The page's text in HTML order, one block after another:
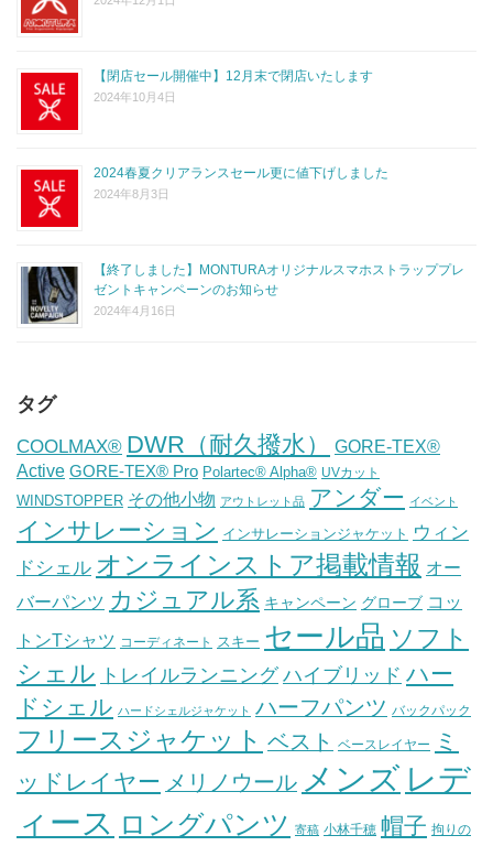
【閉店セール開催中】12月末で閉店いたします
2024年10月4日
2024春夏クリアランスセール更に値下げしました
2024年8月3日
【終了しました】MONTURAオリジナルスマホストラッププレ
ゼントキャンペーンのお知らせ
2024年4月16日
タグ
COOLMAX® DWR（耐久撥水）
GORE-TEX®
Active GORE-TEX® Pro Polartec® Alpha® UVカット
WINDSTOPPER その他小物 アウトレット品 アンダー イベント
インサレーション インサレーションジャケット ウィン
ドシェル オンラインストア掲載情報 オー
バーパンツ カジュアル系 キャンペーン グローブ コッ
トンTシャツ コーディネート スキー セール品 ソフト
シェル トレイルランニング ハイブリッド ハー
ドシェル ハードシェルジャケット ハーフパンツ バックパック
フリースジャケット ベスト ベースレイヤー
ミ
ッドレイヤー メリノウール メンズ レデ
ィース ロングパンツ 寄稿 小林千穂 帽子 拘りの